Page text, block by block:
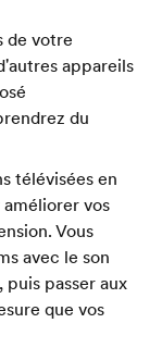
de votre
appareils
du
télévisées en
vos
Vous
avec le son
passer aux
que vos